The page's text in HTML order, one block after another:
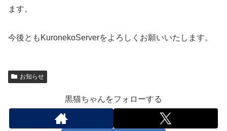
ます。
今後ともKuronekoServerをよろしくお願いいたします。
お知らせ
黒猫ちゃんをフォローする